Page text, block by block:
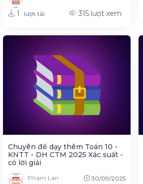
1 lượt tải 315 lượt xem
Chuyên đề dạy thêm Toán 10 -
KNTT - DH CTM 2025 Xác suất -
có lời giải
Phạm Lan 30/09/2025